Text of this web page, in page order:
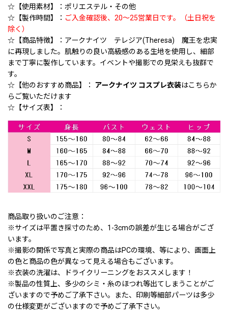
☆【使用素材】：ポリエステル・その他
☆【製作時間】： ご入金確認後、20〜25営業日です。（土日祝を
除く）
☆【商品特徴】：アークナイツ テレジア(Theresa) 魔王を忠実
に再現しました。肌触りの良い高級感のある生地を使用し、細部
まで丁寧に製作しています。イベントや撮影での見栄えも抜群で
す。
☆【他のおすすめ商品】：
アークナイツ コスプレ衣装はこちらか
らご覧いただけます
☆【サイズ表】：
商品取り扱いのご注意：
※サイズは平置き採寸のため、1-3cmの誤差が生じる場合がござ
います。
※撮影の関係で写真と実際の商品はPCの環境、等により、画面上
の色と商品の色が異なって見える場合もございます。
※衣装の洗濯は、ドライクリーニングをおススメします！
※製品の性質上、多少のシミ・糸のほつれ等出てしまうことがご
ざいますので予めご了承下さい。また、印刷等細部パーツは多少
の仕様変更がございますので予めご了承下さい。